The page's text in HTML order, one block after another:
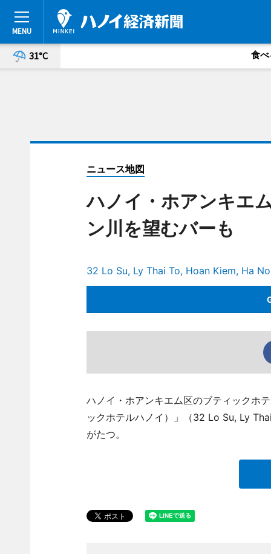
31°C 食べ
ニュース地図
ハノイ・ホアンキエ
ン川を望むバーも
32 Lo Su, Ly Thai To, Hoan Kiem, Ha
ハノイ・ホアンキエム区のブティックホ
ックホテルハノイ）」（32 Lo Su, Ly
がたつ。